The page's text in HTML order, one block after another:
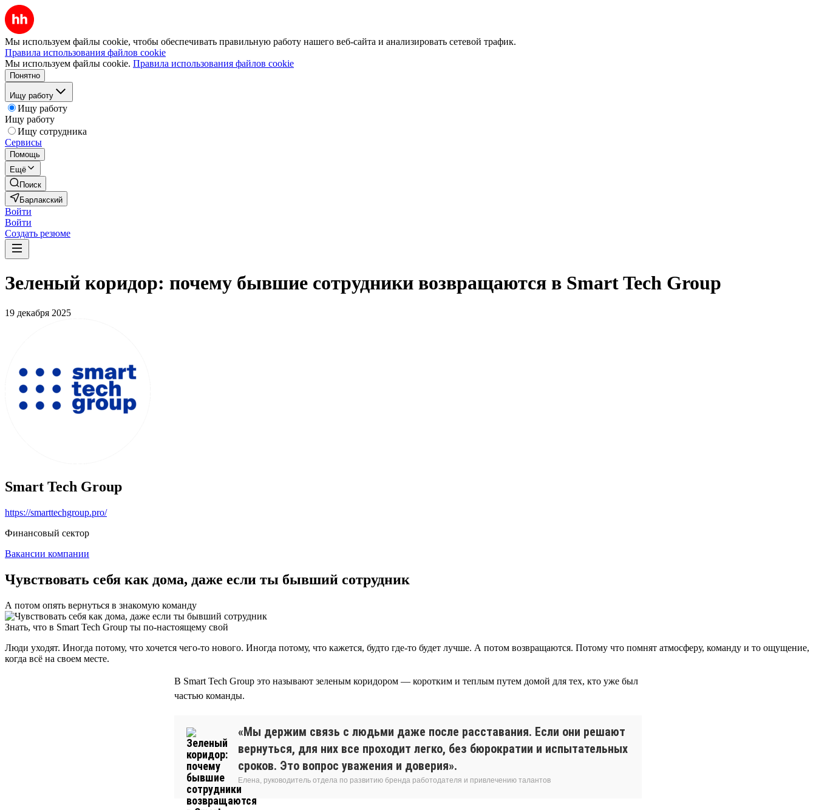
Мы используем файлы cookie, чтобы обеспечивать правильную работу нашего веб-сайта и анализировать сетевой трафик.
Правила использования файлов cookie
Мы используем файлы cookie. Правила использования файлов cookie
Понятно
Ищу работу
Ищу работу
Ищу работу
Ищу сотрудника
Сервисы
Помощь
Ещё
Поиск
Барлакский
Войти
Войти
Создать резюме
Зеленый коридор: почему бывшие сотрудники возвращаются в Smart Tech Group
19 декабря 2025
Smart Tech Group
https://smarttechgroup.pro/
Финансовый сектор
Вакансии компании
Чувствовать себя как дома, даже если ты бывший сотрудник
А потом опять вернуться в знакомую команду
Знать, что в Smart Tech Group ты по-настоящему свой
Люди уходят. Иногда потому, что хочется чего-то нового. Иногда потому, что кажется, будто где-то будет лучше. А потом возвращаются. Потому что помнят атмосферу, команду и то ощущение,
когда всё на своем месте.
В Smart Tech Group это называют зеленым коридором — коротким и теплым путем домой для тех, кто уже был
частью команды.
«Мы держим связь с людьми даже после расставания. Если они решают
вернуться, для них все проходит легко, без бюрократии и испытательных
сроков. Это вопрос уважения и доверия».
Елена, руководитель отдела по развитию бренда работодателя и привлечению талантов